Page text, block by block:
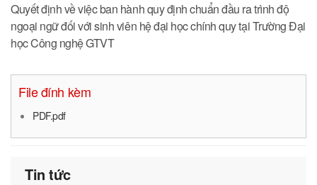
Quyết định về việc ban hành quy định chuẩn đầu ra trình độ
ngoại ngữ đối với sinh viên hệ đại học chính quy tại Trường Đại
học Công nghệ GTVT
File đính kèm
PDF.pdf
Tin tức